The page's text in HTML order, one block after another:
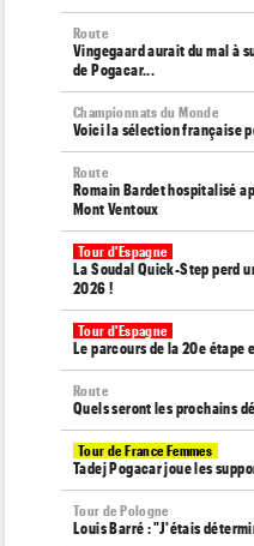
Route
Vingegaard aurait du mal à
de Pogacar...
Championnats du Monde
Voici la sélection française
Route
Romain Bardet hospitalisé
Mont Ventoux
Tour d'Espagne
La Soudal Quick-Step perd
2026 !
Tour d'Espagne
Le parcours de la 20e étape
Route
Quels seront les prochains
Tour de France Femmes
Tadej Pogacar joue les
Tour de Pologne
Louis Barré : "J'étais